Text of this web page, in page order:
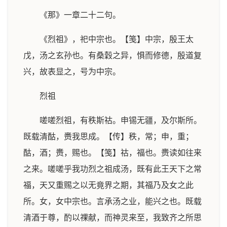
《那》一章二十二句。
《烈祖》，祀中宗也。【笺】中宗，殷王太
戊，汤之玄孙也。有桑穀之异，惧而修德，殷道复
兴，故表显之，号为中宗。
烈祖
嗟嗟烈祖，有秩斯祜。申锡无疆，及尔斯所。
既载清酤，赉我思成。【传】秩，常；申，重；
酤，酒；赉，赐也。【笺】祜，福也。赉读如往来
之来。嗟嗟乎我功烈之祖成汤，既有此王天下之常
福，天又重赐之以无竟界之期，其福乃及女之此
所。女，女中宗也。言承汤之业，能兴之也。既载
清酒于尊，酌以祼献，而神灵来至，我致齐之所思